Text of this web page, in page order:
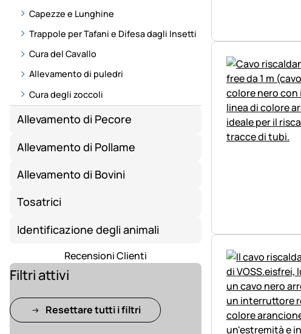
Capezze e Lunghine
Trappole per Tafani e Difesa dagli Insetti
Cura del Cavallo
Allevamento di puledri
Cura degli zoccoli
Allevamento di Pecore
Allevamento di Pollame
Allevamento di Bovini
Tosatrici
Identificazione degli animali
Recensioni Clienti
Filtri attivi
Resettare tutti i filtri